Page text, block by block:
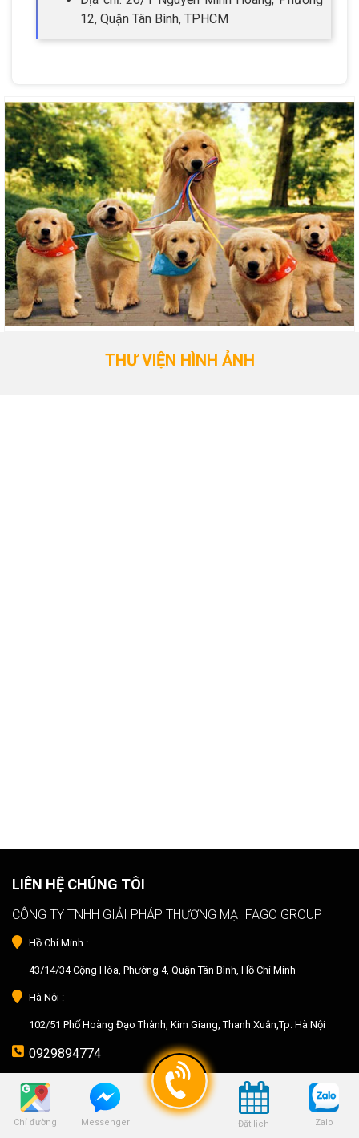
Chỉ đường Messenger Đặt lịch Zalo
12, Quận Tân Bình, TPHCM
THƯ VIỆN HÌNH ẢNH
LIÊN HỆ CHÚNG TÔI
CÔNG TY TNHH GIẢI PHÁP THƯƠNG MẠI FAGO GROUP
Hồ Chí Minh :
43/14/34 Cộng Hòa, Phường 4, Quận Tân Bình, Hồ Chí Minh
Hà Nội :
102/51 Phố Hoàng Đạo Thành, Kim Giang, Thanh Xuân,Tp. Hà Nội
0929894774
info@fagopet.vn
fagopet@gmail.com